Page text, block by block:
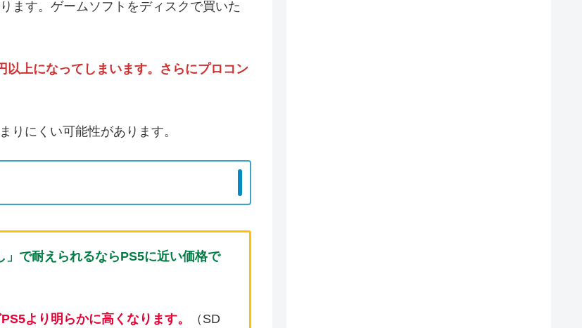
ます。ゲームソフトをディスクで買いた
上になってしまいます。さらにプロコン
りにくい可能性があります。
で耐えられるならPS5に近い価格で
より明らかに高くなります。 （SD